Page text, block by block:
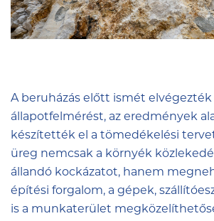
A beruházás előtt ismét elvégezték
állapotfelmérést, az eredmények
készítették el a tömedékelési
üreg nemcsak a környék
állandó kockázatot, hanem
építési forgalom, a gépek,
is a munkaterület